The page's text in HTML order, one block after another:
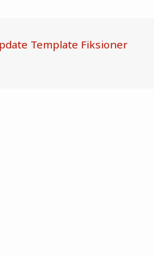
Template Fiksioner